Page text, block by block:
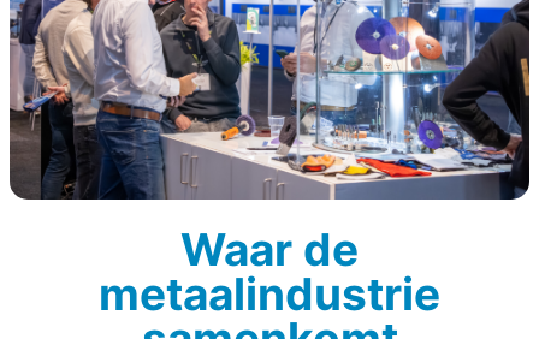
Waar de
metaalindustrie